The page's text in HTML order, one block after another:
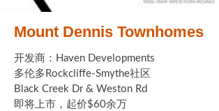
Mount Dennis Townhomes
开发商：Haven Developments
多伦多Rockcliffe-Smythe社区
Black Creek Dr & Weston Rd
即将上市，起价$60余万